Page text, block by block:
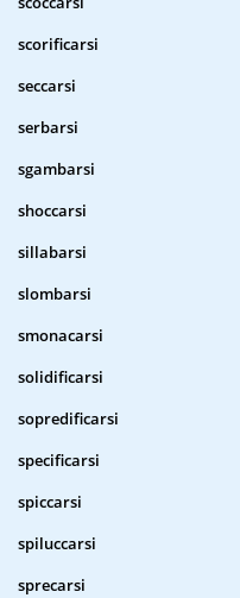
scorificarsi
seccarsi
serbarsi
sgambarsi
shoccarsi
sillabarsi
slombarsi
smonacarsi
solidificarsi
sopredificarsi
specificarsi
spiccarsi
spiluccarsi
sprecarsi